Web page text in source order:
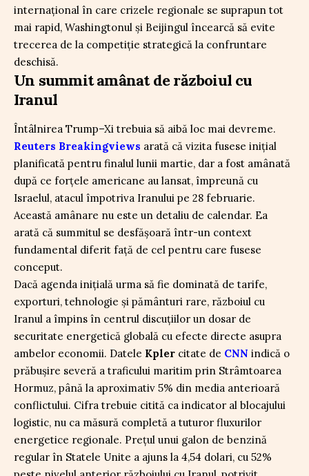
internațional în care crizele regionale se suprapun tot
mai rapid, Washingtonul și Beijingul încearcă să evite
trecerea de la competiție strategică la confruntare
deschisă.
Un summit amânat de războiul cu
Iranul
Întâlnirea Trump–Xi trebuia să aibă loc mai devreme.
Reuters Breakingviews arată că vizita fusese inițial
planificată pentru finalul lunii martie, dar a fost amânată
după ce forțele americane au lansat, împreună cu
Israelul, atacul împotriva Iranului pe 28 februarie.
Această amânare nu este un detaliu de calendar. Ea
arată că summitul se desfășoară într-un context
fundamental diferit față de cel pentru care fusese
conceput.
Dacă agenda inițială urma să fie dominată de tarife,
exporturi, tehnologie și pământuri rare, războiul cu
Iranul a împins în centrul discuțiilor un dosar de
securitate energetică globală cu efecte directe asupra
ambelor economii. Datele Kpler citate de CNN indică o
prăbușire severă a traficului maritim prin Strâmtoarea
Hormuz, până la aproximativ 5% din media anterioară
conflictului. Cifra trebuie citită ca indicator al blocajului
logistic, nu ca măsură completă a tuturor fluxurilor
energetice regionale. Prețul unui galon de benzină
regular în Statele Unite a ajuns la 4,54 dolari, cu 52%